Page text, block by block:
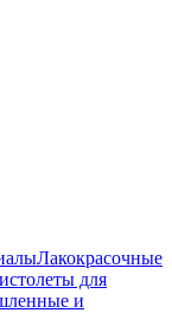
Лакокрасочные
для
и